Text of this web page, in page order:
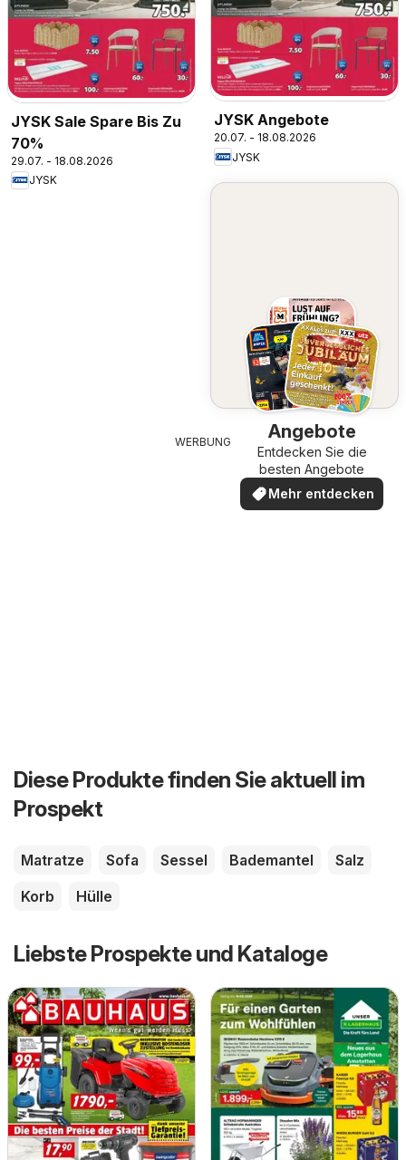
JYSK Sale Spare Bis Zu
70%
29.07. - 18.08.2026
JYSK
JYSK Angebote
20.07. - 18.08.2026
JYSK
Angebote
Entdecken Sie die
besten Angebote
Mehr entdecken
WERBUNG
Diese Produkte finden Sie aktuell im
Prospekt
Matratze Sofa Sessel Bademantel
Salz
Korb
Hülle
Liebste Prospekte und Kataloge